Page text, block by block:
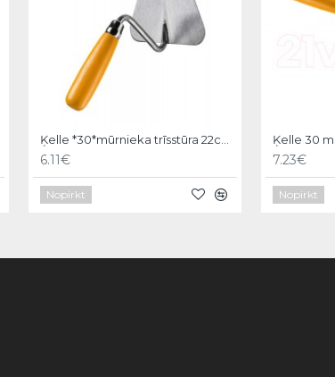
6.11€
Nopirkt
7.23€
Nopirkt